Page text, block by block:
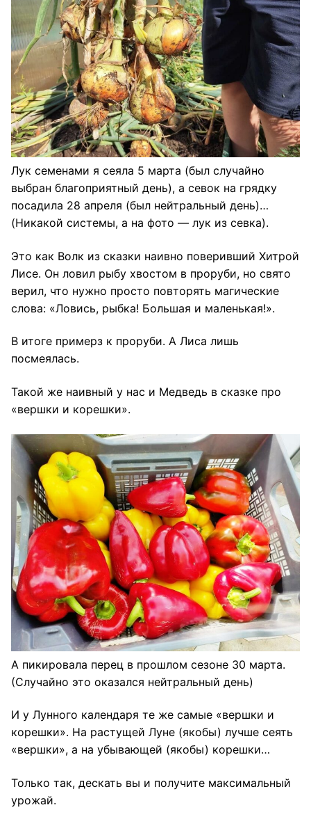
Лук семенами я сеяла 5 марта (был случайно
выбран благоприятный день), а севок на грядку
посадила 28 апреля (был нейтральный день)…
(Никакой системы, а на фото — лук из севка).
Это как Волк из сказки наивно поверивший Хитрой
Лисе. Он ловил рыбу хвостом в проруби, но свято
верил, что нужно просто повторять магические
слова: «Ловись, рыбка! Большая и маленькая!».
В итоге примерз к проруби. А Лиса лишь
посмеялась.
Такой же наивный у нас и Медведь в сказке про
«вершки и корешки».
А пикировала перец в прошлом сезоне 30 марта.
(Случайно это оказался нейтральный день)
И у Лунного календаря те же самые «вершки и
корешки». На растущей Луне (якобы) лучше сеять
«вершки», а на убывающей (якобы) корешки…
Только так, дескать вы и получите максимальный
урожай.